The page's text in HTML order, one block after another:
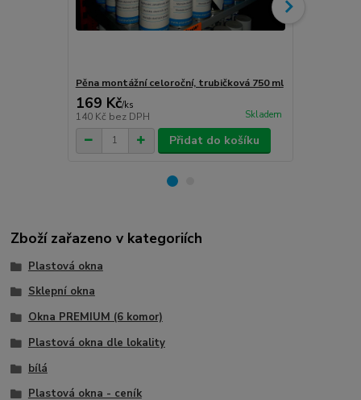
Pěna montážní celoroční, trubičková 750 ml
169 Kč/ks
140 Kč bez DPH Skladem
Přidat do košíku
Zboží zařazeno v kategoriích
Plastová okna
Sklepní okna
Okna PREMIUM (6 komor)
Plastová okna dle lokality
bílá
Plastová okna - ceník